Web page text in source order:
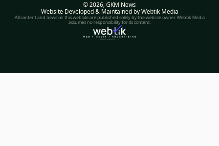
© 2026,GKM News
Website Developed & Maintained by Webtik Media
All content and news on this website are published solely by the website owner. Webtik Media
assumes no responsibility for its content.